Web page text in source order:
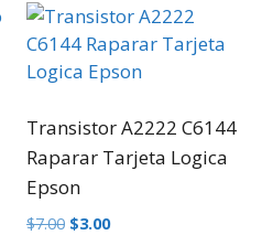
Transistor A2222 C6144
Raparar Tarjeta Logica
Epson
$7.00 $3.00